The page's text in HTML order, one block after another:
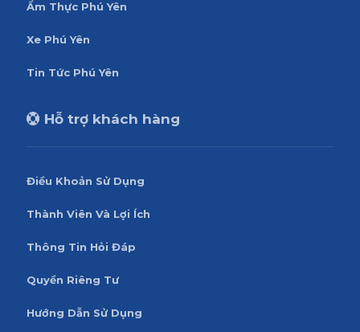
Ẩm Thực Phú Yên
Xe Phú Yên
Tin Tức Phú Yên
Hỗ trợ khách hàng
Điều Khoản Sử Dụng
Thành Viên Và Lợi Ích
Thông Tin Hỏi Đáp
Quyền Riêng Tư
Hướng Dẫn Sử Dụng